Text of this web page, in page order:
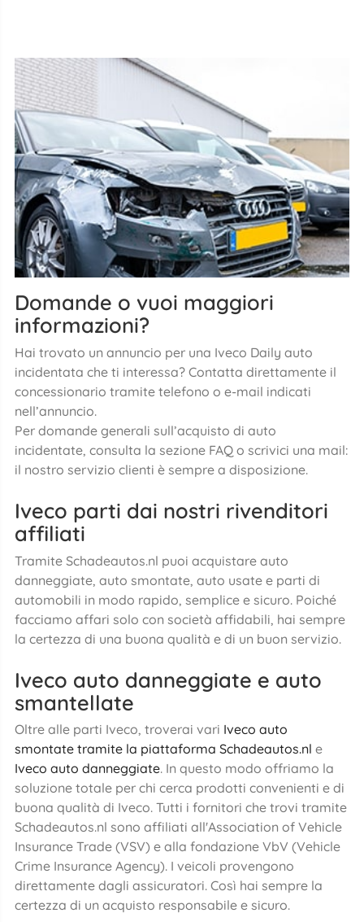
Domande o vuoi maggiori
informazioni?
Hai trovato un annuncio per una Iveco Daily auto
incidentata che ti interessa? Contatta direttamente il
concessionario tramite telefono o e-mail indicati
nell’annuncio.
Per domande generali sull’acquisto di auto
incidentate, consulta la sezione FAQ o scrivici una mail:
il nostro servizio clienti è sempre a disposizione.
Iveco parti dai nostri rivenditori
affiliati
Tramite Schadeautos.nl puoi acquistare auto
danneggiate, auto smontate, auto usate e parti di
automobili in modo rapido, semplice e sicuro. Poiché
facciamo affari solo con società affidabili, hai sempre
la certezza di una buona qualità e di un buon servizio.
Iveco auto danneggiate e auto
smantellate
Oltre alle parti Iveco, troverai vari Iveco auto
smontate tramite la piattaforma Schadeautos.nl e
Iveco auto danneggiate. In questo modo offriamo la
soluzione totale per chi cerca prodotti convenienti e di
buona qualità di Iveco. Tutti i fornitori che trovi tramite
Schadeautos.nl sono affiliati all'Association of Vehicle
Insurance Trade (VSV) e alla fondazione VbV (Vehicle
Crime Insurance Agency). I veicoli provengono
direttamente dagli assicuratori. Così hai sempre la
certezza di un acquisto responsabile e sicuro.